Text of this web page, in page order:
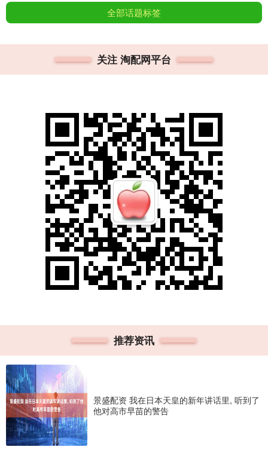
全部话题标签
关注 淘配网平台
推荐资讯
景盛配资 我在日本天皇的新年讲话里, 听到了
他对高市早苗的警告